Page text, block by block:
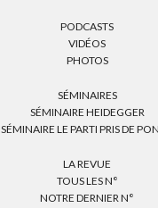
PODCASTS
VIDÉOS
PHOTOS
SÉMINAIRES
SÉMINAIRE HEIDEGGER
SÉMINAIRE LE PARTI PRIS DE
LA REVUE
TOUS LES N°
NOTRE DERNIER N°